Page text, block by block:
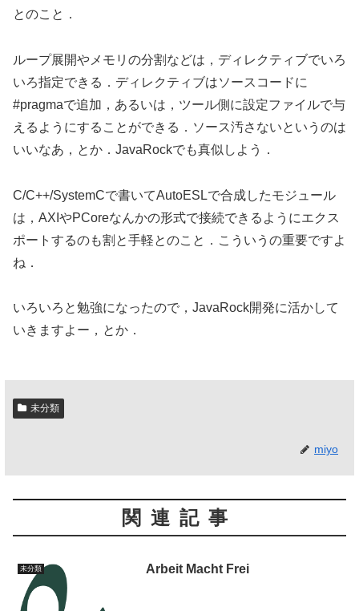
とのこと．
ループ展開やメモリの分割などは，ディレクティブでいろ
いろ指定できる．ディレクティブはソースコードに
#pragmaで追加，あるいは，ツール側に設定ファイルで与
えるようにすることができる．ソース汚さないというのは
いいなあ，とか．JavaRockでも真似しよう．
C/C++/SystemCで書いてAutoESLで合成したモジュール
は，AXIやPCoreなんかの形式で接続できるようにエクス
ポートするのも割と手軽とのこと．こういうの重要ですよ
ね．
いろいろと勉強になったので，JavaRock開発に活かして
いきますよー，とか．
未分類
miyo
関連記事
未分類 Arbeit Macht Frei